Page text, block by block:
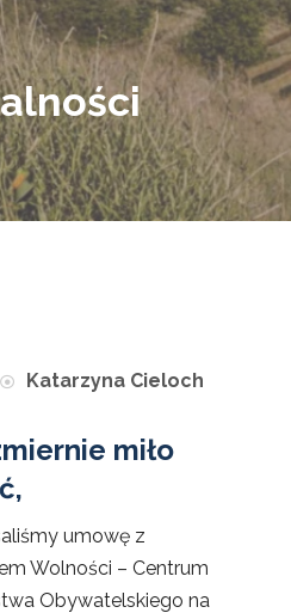
Katarzyna Cieloch
miło
umowę z
Wolności – Centrum
Obywatelskiego na